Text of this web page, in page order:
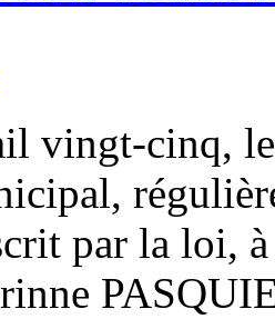
vingt-cinq,
par la loi,